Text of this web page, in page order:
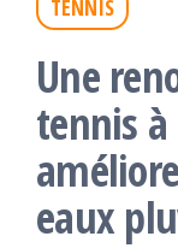
TENNIS
Une
tennis
eaux